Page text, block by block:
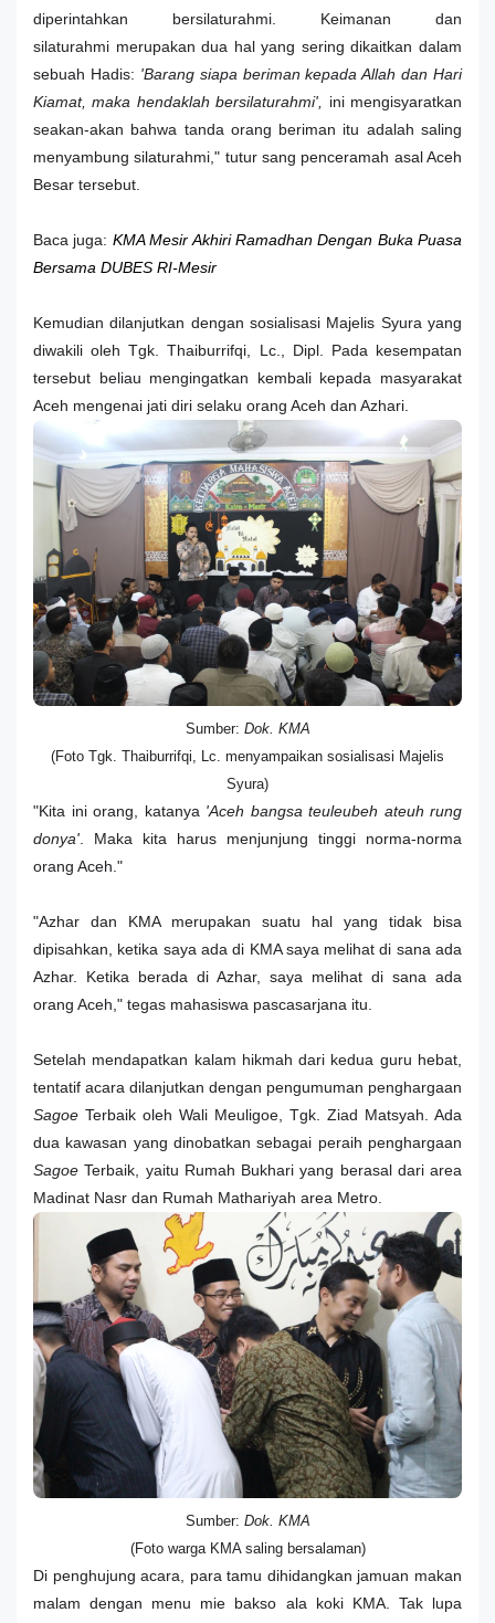
diperintahkan bersilaturahmi. Keimanan dan
silaturahmi merupakan dua hal yang sering dikaitkan dalam
sebuah Hadis: 'Barang siapa beriman kepada Allah dan Hari
Kiamat, maka hendaklahbersilaturahmi',
ini mengisyaratkan
seakan-akan bahwa tanda orang beriman itu adalah saling
menyambungsilaturahmi," tutur sang penceramah asal Aceh
Besar tersebut.
Baca juga: KMA Mesir Akhiri Ramadhan Dengan Buka Puasa
Bersama DUBES RI-Mesir
Kemudian dilanjutkan dengan sosialisasi Majelis Syura yang
diwakili oleh Tgk. Thaiburrifqi, Lc., Dipl. Pada kesempatan
tersebut beliau mengingatkan kembali kepada masyarakat
Aceh mengenai jati diri selaku orang Aceh dan Azhari.
Sumber: Dok. KMA
(Foto Tgk. Thaiburrifqi, Lc. menyampaikan sosialisasi Majelis
Syura)
"Kita ini orang, katanya 'Aceh bangsa teuleubeh ateuh rung
donya' . Maka kita harus menjunjung tinggi norma-norma
orang Aceh."
"Azhar dan KMA merupakan suatu hal yang tidak bisa
dipisahkan, ketika saya ada di KMA saya melihat di sana ada
Azhar. Ketika berada di Azhar, saya melihat di sana ada
orang Aceh," tegas mahasiswa pascasarjana itu.
Setelah mendapatkan kalam hikmah dari kedua guru hebat,
tentatif acara dilanjutkan dengan pengumuman penghargaan
Sagoe Terbaik oleh Wali Meuligoe, Tgk. Ziad Matsyah. Ada
dua kawasan yang dinobatkan sebagai peraih penghargaan
Sagoe Terbaik, yaitu Rumah Bukhari yang berasal dari area
Madinat Nasr dan Rumah Mathariyah area Metro.
Sumber: Dok. KMA
(Foto warga KMA saling bersalaman)
Di penghujung acara, para tamu dihidangkan jamuan makan
malam dengan menu mie bakso ala koki KMA. Tak lupa